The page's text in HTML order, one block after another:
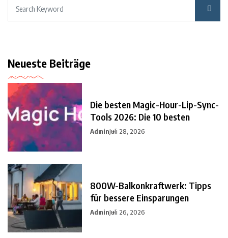
Neueste Beiträge
Die besten Magic-Hour-Lip-Sync-
Tools 2026: Die 10 besten
AdminJuli 28, 2026
800W-Balkonkraftwerk: Tipps
für bessere Einsparungen
AdminJuli 26, 2026